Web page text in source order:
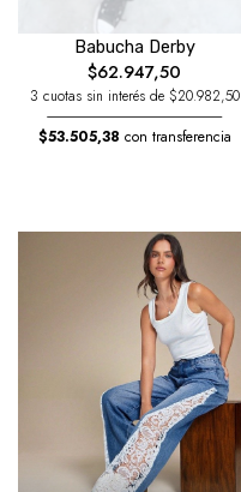
Babucha Derby
$62.947,50
3 cuotas sin interés de $20.982,50
$53.505,38 con transferencia